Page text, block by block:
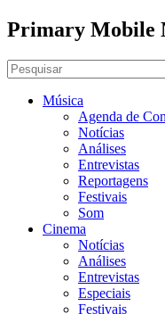
Primary Mobile
Música
Agenda de
Notícias
Análises
Entrevistas
Reportagens
Festivais
Som
Cinema
Notícias
Análises
Entrevistas
Especiais
Festivais